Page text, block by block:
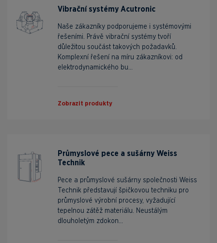
Vibrační systémy Acutronic
Naše zákazníky podporujeme i systémovými
řešeními. Právě vibrační systémy tvoří
důležitou součást takových požadavků.
Komplexní řešení na míru zákazníkovi: od
elektrodynamického bu...
Zobrazit produkty
Průmyslové pece a sušárny Weiss
Technik
Pece a průmyslové sušárny společnosti Weiss
Technik představují špičkovou techniku pro
průmyslové výrobní procesy, vyžadující
tepelnou zátěž materiálu. Neustálým
dlouholetým zdokon...